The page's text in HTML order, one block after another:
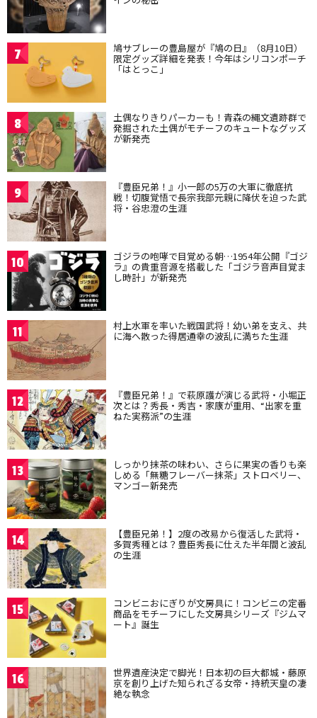
7 鳩サブレーの豊島屋が『鳩の日』（8月10日）
限定グッズ詳細を発表！今年はシリコンポーチ
「はとっこ」
8 土偶なりきりパーカーも！青森の縄文遺跡群で
発掘された土偶がモチーフのキュートなグッズ
が新発売
9 『豊臣兄弟！』小一郎の5万の大軍に徹底抗
戦！切腹覚悟で長宗我部元親に降伏を迫った武
将・谷忠澄の生涯
10 ゴジラの咆哮で目覚める朝…1954年公開『ゴジ
ラ』の貴重音源を搭載した「ゴジラ音声目覚ま
し時計」が新発売
11 村上水軍を率いた戦国武将！幼い弟を支え、共
に海へ散った得居通幸の波乱に満ちた生涯
12 『豊臣兄弟！』で萩原護が演じる武将・小堀正
次とは？秀長・秀吉・家康が重用、“出家を重
ねた実務派”の生涯
13 しっかり抹茶の味わい、さらに果実の香りも楽
しめる「無糖フレーバー抹茶」ストロベリー、
マンゴー新発売
14 【豊臣兄弟！】2度の改易から復活した武将・
多賀秀種とは？豊臣秀長に仕えた半年間と波乱
の生涯
15 コンビニおにぎりが文房具に！コンビニの定番
商品をモチーフにした文房具シリーズ『ジムマ
ート』誕生
16 世界遺産決定で脚光！日本初の巨大都城・藤原
京を創り上げた知られざる女帝・持統天皇の凄
絶な執念